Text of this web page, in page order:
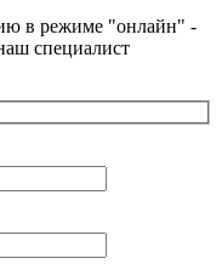
в режиме "онлайн" -
специалист